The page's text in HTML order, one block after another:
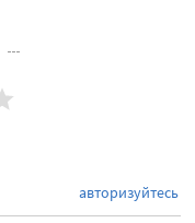
авторизуйтесь